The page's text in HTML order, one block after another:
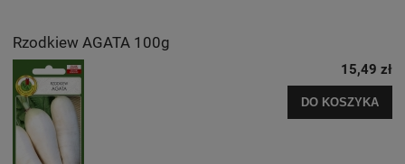
Rzodkiew AGATA 100g
15,49 zł
DO KOSZYKA